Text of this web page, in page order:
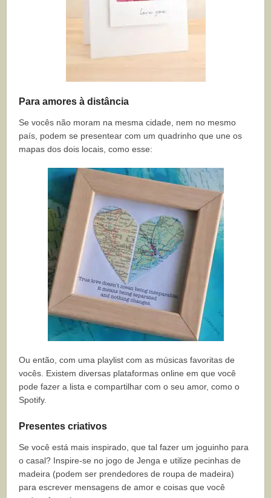
Para amores à distância
Se vocês não moram na mesma cidade, nem no mesmo
país, podem se presentear com um quadrinho que une os
mapas dos dois locais, como esse:
Ou então, com uma playlist com as músicas favoritas de
vocês. Existem diversas plataformas online em que você
pode fazer a lista e compartilhar com o seu amor, como o
Spotify.
Presentes criativos
Se você está mais inspirado, que tal fazer um joguinho para
o casal? Inspire-se no jogo de Jenga e utilize pecinhas de
madeira (podem ser prendedores de roupa de madeira)
para escrever mensagens de amor e coisas que você